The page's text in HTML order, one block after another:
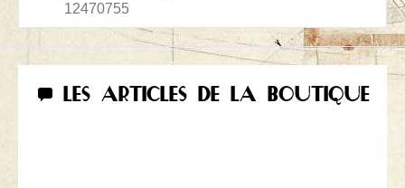
12470755
LES ARTICLES DE LA BOUTIQUE